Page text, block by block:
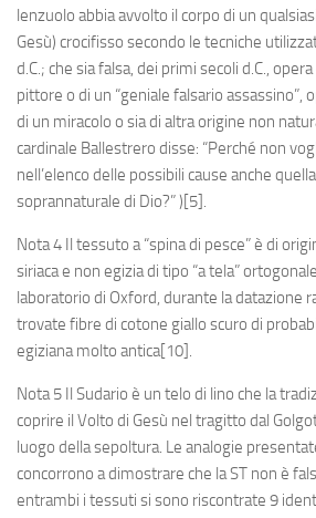
lenzuolo abbia avvolto il corpo di un
Gesù) crocifisso secondo le tecniche
d.C.; che sia falsa, dei primi secoli d.C.,
pittore o di un “geniale falsario assassino”,
di un miracolo o sia di altra origine non
cardinale Ballestrero disse: “Perché non
nell’elenco delle possibili cause anche
soprannaturale di Dio?” )[5].
Nota 4 Il tessuto a “spina di pesce” è di
siriaca e non egizia di tipo “a tela”
laboratorio di Oxford, durante la datazione
trovate fibre di cotone giallo scuro di
egiziana molto antica[10].
Nota 5 Il Sudario è un telo di lino che la
coprire il Volto di Gesù nel tragitto dal
luogo della sepoltura. Le analogie
concorrono a dimostrare che la ST non è
entrambi i tessuti si sono riscontrate 9